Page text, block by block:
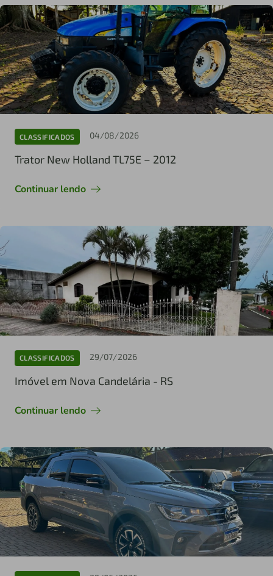
CLASSIFICADOS 04/08/2026
Trator New Holland TL75E – 2012
Continuar lendo
CLASSIFICADOS 29/07/2026
Imóvel em Nova Candelária - RS
Continuar lendo